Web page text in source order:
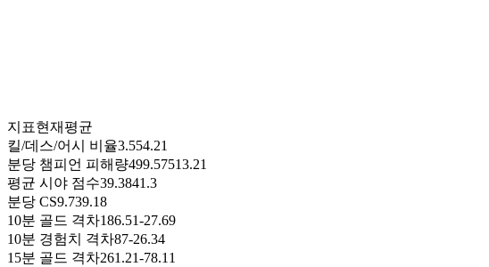
지표현재평균
킬/데스/어시 비율3.554.21
분당 챔피언 피해량499.57513.21
평균 시야 점수39.3841.3
분당 CS9.739.18
10분 골드 격차186.51-27.69
10분 경험치 격차87-26.34
15분 골드 격차261.21-78.11